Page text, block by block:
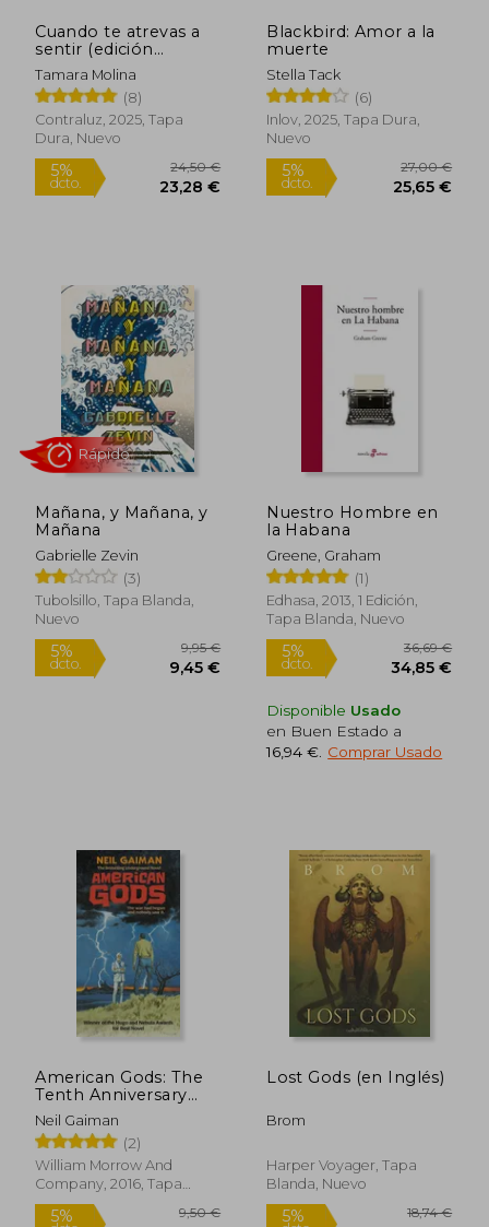
5%
dcto.
Rápido
dcto.
Rápido
Cuando te atrevas a
sentir (edición
especial limitada)
Tamara Molina
(8)
Contraluz, 2025, Tapa
Dura, Nuevo
5%
dcto.
Blackbird: Amor a la
muerte
Stella Tack
(6)
Inlov, 2025, Tapa Dura,
Nuevo
5%
dcto.
Rápido
Mañana, y Mañana, y
Mañana
Gabrielle Zevin
(3)
Tubolsillo, Tapa Blanda,
Nuevo
Nuestro Hombre en
la Habana
Greene, Graham
(1)
Edhasa, 2013, 1 Edición,
Tapa Blanda, Nuevo
Disponible Usado
en Buen Estado a
16,94 € Comprar Usado
American Gods: The
Tenth Anniversary
Edition: A Novel (en
Inglés)
Neil Gaiman
(2)
William Morrow And
Company, 2016, Tapa
Blanda, Nuevo
Lost Gods (en Inglés)
Brom
Harper Voyager, Tapa
Blanda, Nuevo